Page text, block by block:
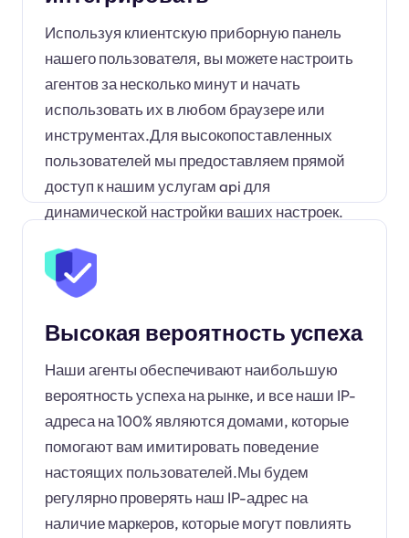
Используя клиентскую приборную панель
нашего пользователя, вы можете настроить
агентов за несколько минут и начать
использовать их в любом браузере или
инструментах.Для высокопоставленных
пользователей мы предоставляем прямой
доступ к нашим услугам api для
динамической настройки ваших настроек.
Высокая вероятность успеха
Наши агенты обеспечивают наибольшую
вероятность успеха на рынке, и все наши IP-
адреса на 100% являются домами, которые
помогают вам имитировать поведение
настоящих пользователей.Мы будем
регулярно проверять наш IP-адрес на
наличие маркеров, которые могут повлиять